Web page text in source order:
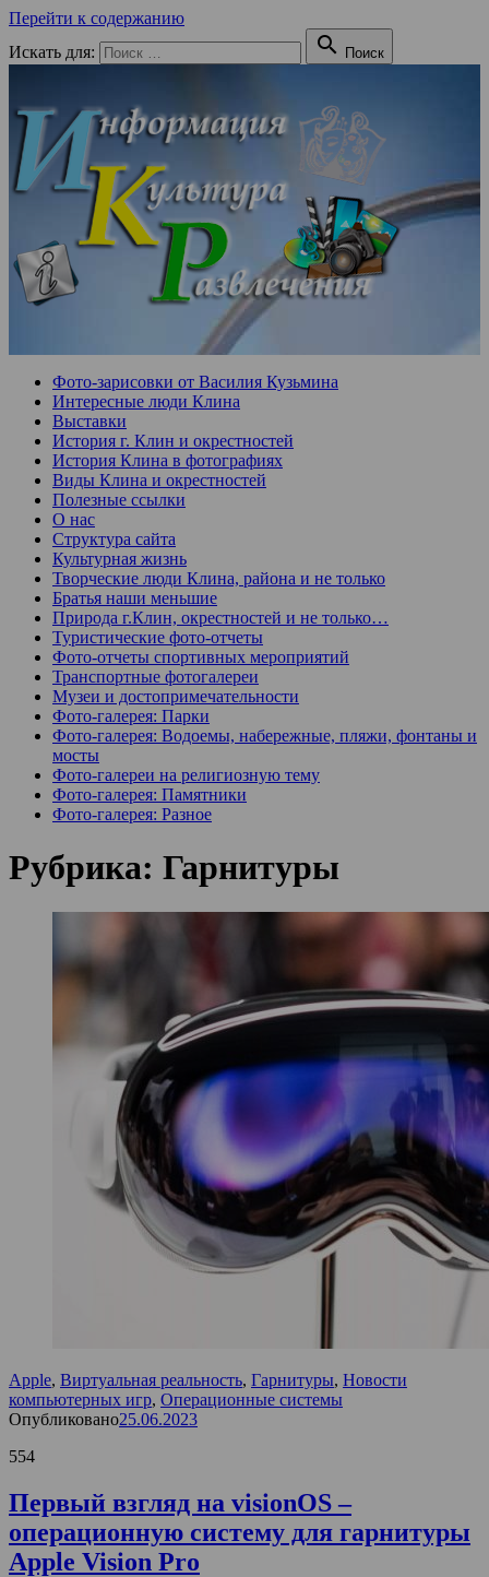
Перейти к содержанию
Искать для:
 Поиск
Фото-зарисовки от Василия Кузьмина
Интересные люди Клина
Выставки
История г. Клин и окрестностей
История Клина в фотографиях
Виды Клина и окрестностей
Полезные ссылки
О нас
Структура сайта
Культурная жизнь
Творческие люди Клина, района и не только
Братья наши меньшие
Природа г.Клин, окрестностей и не только…
Туристические фото-отчеты
Фото-отчеты спортивных мероприятий
Транспортные фотогалереи
Музеи и достопримечательности
Фото-галерея: Парки
Фото-галерея: Водоемы, набережные, пляжи, фонтаны и
мосты
Фото-галереи на религиозную тему
Фото-галерея: Памятники
Фото-галерея: Разное
Рубрика: Гарнитуры
Apple, Виртуальная реальность, Гарнитуры, Новости
компьютерных игр, Операционные системы
Опубликовано25.06.2023
554
Первый взгляд на visionOS –
операционную систему для гарнитуры
Apple Vision Pro